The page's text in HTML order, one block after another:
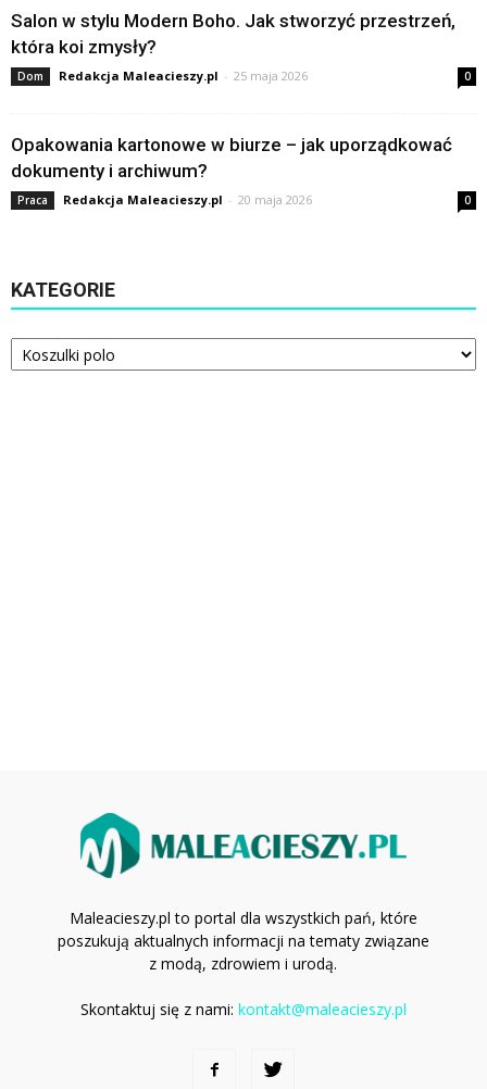
Salon w stylu Modern Boho. Jak stworzyć przestrzeń,
która koi zmysły?
Dom Redakcja Maleacieszy.pl - 25 maja 2026 0
Opakowania kartonowe w biurze – jak uporządkować
dokumenty i archiwum?
Praca Redakcja Maleacieszy.pl - 20 maja 2026 0
KATEGORIE
Kategorie
Maleacieszy.pl to portal dla wszystkich pań, które
poszukują aktualnych informacji na tematy związane
z modą, zdrowiem i urodą.
Skontaktuj się z nami: kontakt@maleacieszy.pl